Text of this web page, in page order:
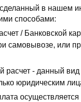
в нашем
способами:
/ Банковской
самовывозе, или
расчет - данный
юридическим
осуществляется